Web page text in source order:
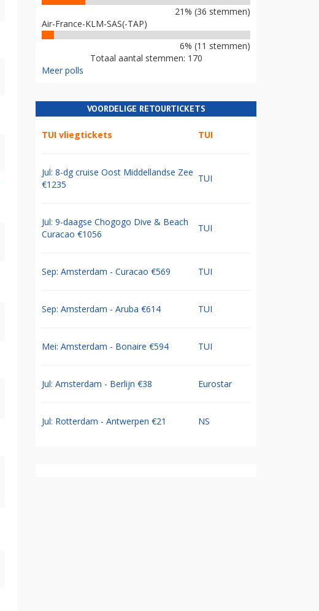
21% (36 stemmen)
Air-France-KLM-SAS(-TAP)
6% (11 stemmen)
Totaal aantal stemmen: 170
Meer polls
VOORDELIGE RETOURTICKETS
TUI vliegtickets TUI
Jul: 8-dg cruise Oost Middellandse Zee
€1235
TUI
Jul: 9-daagse Chogogo Dive & Beach
Curacao €1056
TUI
Sep: Amsterdam - Curacao €569 TUI
Sep: Amsterdam - Aruba €614 TUI
Mei: Amsterdam - Bonaire €594 TUI
Jul: Amsterdam - Berlijn €38 Eurostar
Jul: Rotterdam - Antwerpen €21 NS